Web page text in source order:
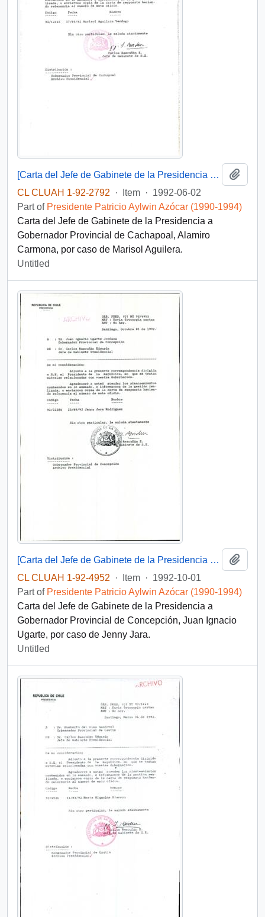
[Carta del Jefe de Gabinete de la Presidencia a Gobernador Provincial de Cachapoal]
CL CLUAH 1-92-2792
· Item · 1992-06-02
Part of Presidente Patricio Aylwin Azócar (1990-1994)
Carta del Jefe de Gabinete de la Presidencia a
Gobernador Provincial de Cachapoal, Alamiro
Carmona, por caso de Marisol Aguilera.
Untitled
[Carta del Jefe de Gabinete de la Presidencia a Gobernador Provincial de Concepción]
CL CLUAH 1-92-4952
· Item · 1992-10-01
Part of Presidente Patricio Aylwin Azócar (1990-1994)
Carta del Jefe de Gabinete de la Presidencia a
Gobernador Provincial de Concepción, Juan Ignacio
Ugarte, por caso de Jenny Jara.
Untitled